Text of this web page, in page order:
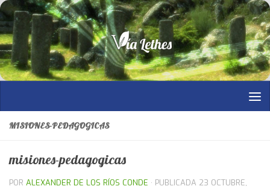
Saltar al contenido
MISIONES-PEDAGOGICAS
misiones-pedagogicas
POR ALEXANDER DE LOS RÍOS CONDE · PUBLICADA 23 OCTUBRE,